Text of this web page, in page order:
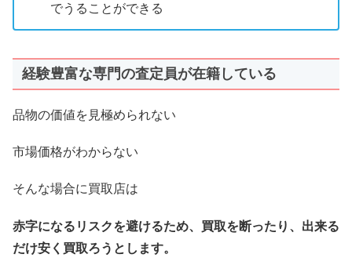
でうることができる
経験豊富な専門の査定員が在籍している
品物の価値を見極められない
市場価格がわからない
そんな場合に買取店は
赤字になるリスクを避けるため、買取を断ったり、出来る
だけ安く買取ろうとします。